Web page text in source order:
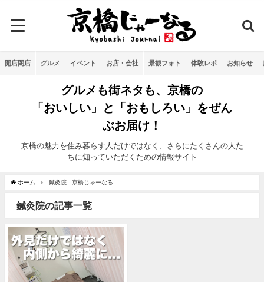
開店閉店 グルメ イベント お店・会社 景観フォト 体験レポ お知らせ
グルメも街ネタも、京橋の
「おいしい」と「おもしろい」をぜん
ぶお届け！
京橋の魅力を住み暮らす人だけではなく、さらにたくさんの人た
ちに知っていただくための情報サイト
ホーム 鍼灸院 - 京橋じゃーなる
鍼灸院の記事一覧